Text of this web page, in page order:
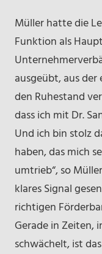
Müller hatte die
Funktion als
ausgeübt, aus der
den Ruhestand
dass ich mit Dr.
Und ich bin stolz
haben, das mich
umtrieb“, so
klares Signal
richtigen
Gerade in Zeiten,
schwächelt, ist